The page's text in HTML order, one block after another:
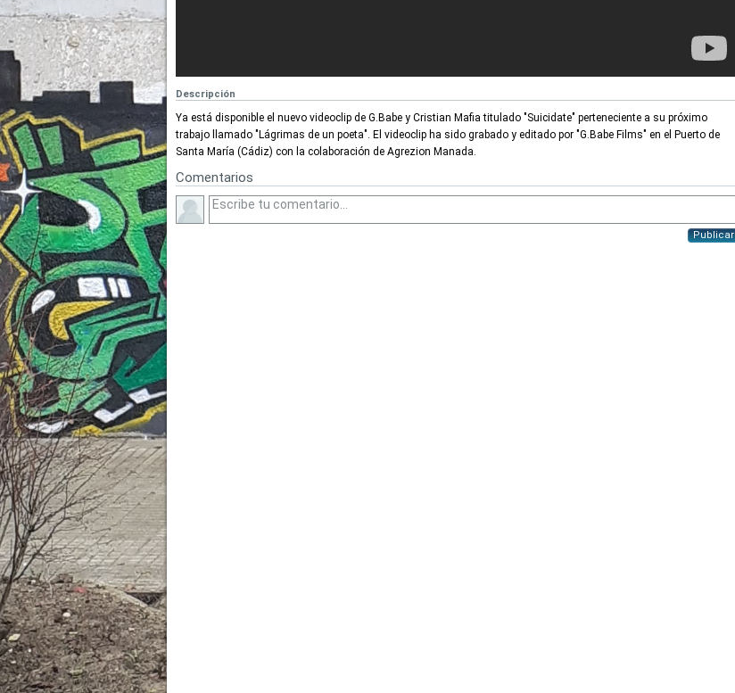
Descripción
Ya está disponible el nuevo videoclip de G.Babe y Cristian Mafia titulado "Suicidate" perteneciente a su próximo
trabajo llamado "Lágrimas de un poeta". El videoclip ha sido grabado y editado por "G.Babe Films" en el Puerto de
Santa María (Cádiz) con la colaboración de Agrezion Manada.
Comentarios
Publicar